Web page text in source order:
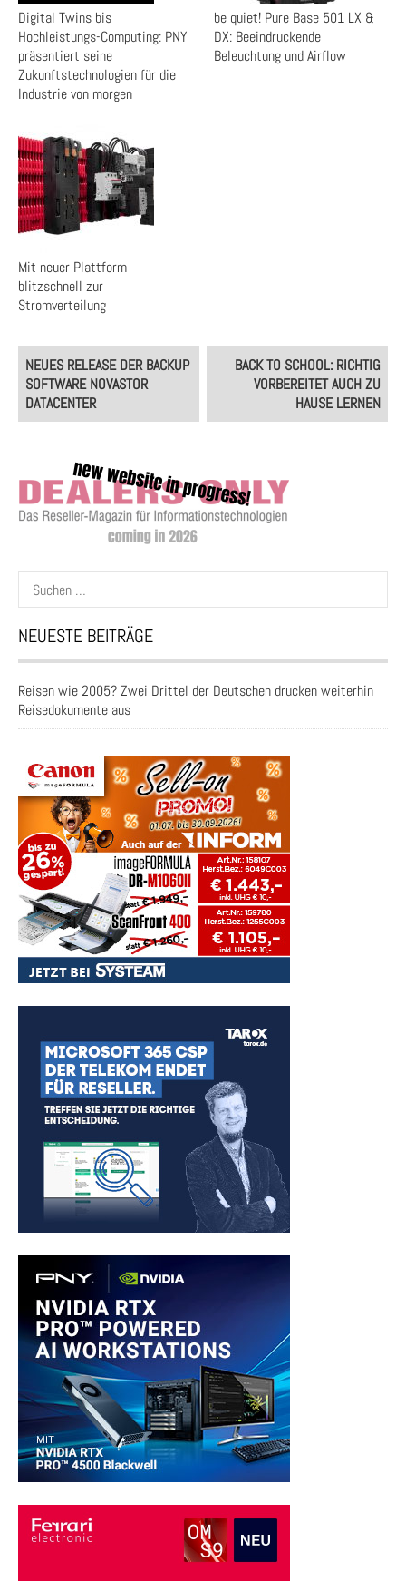
Digital Twins bis
Hochleistungs-Computing: PNY
präsentiert seine
Zukunftstechnologien für die
Industrie von morgen
be quiet! Pure Base 501 LX &
DX: Beeindruckende
Beleuchtung und Airflow
Mit neuer Plattform
blitzschnell zur
Stromverteilung
Post
navigation
NEUES RELEASE DER BACKUP
SOFTWARE NOVASTOR
DATACENTER
BACK TO SCHOOL: RICHTIG
VORBEREITET AUCH ZU
HAUSE LERNEN
Suchen
nach:
NEUESTE BEITRÄGE
Reisen wie 2005? Zwei Drittel der Deutschen drucken weiterhin
Reisedokumente aus